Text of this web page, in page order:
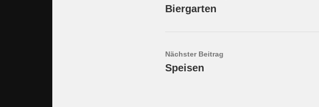
Biergarten
Nächster Beitrag
Speisen